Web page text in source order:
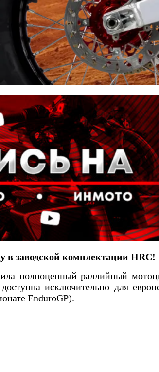
в заводской комплектации HRC!
полноценный раллийный
исключительно для
EnduroGP).